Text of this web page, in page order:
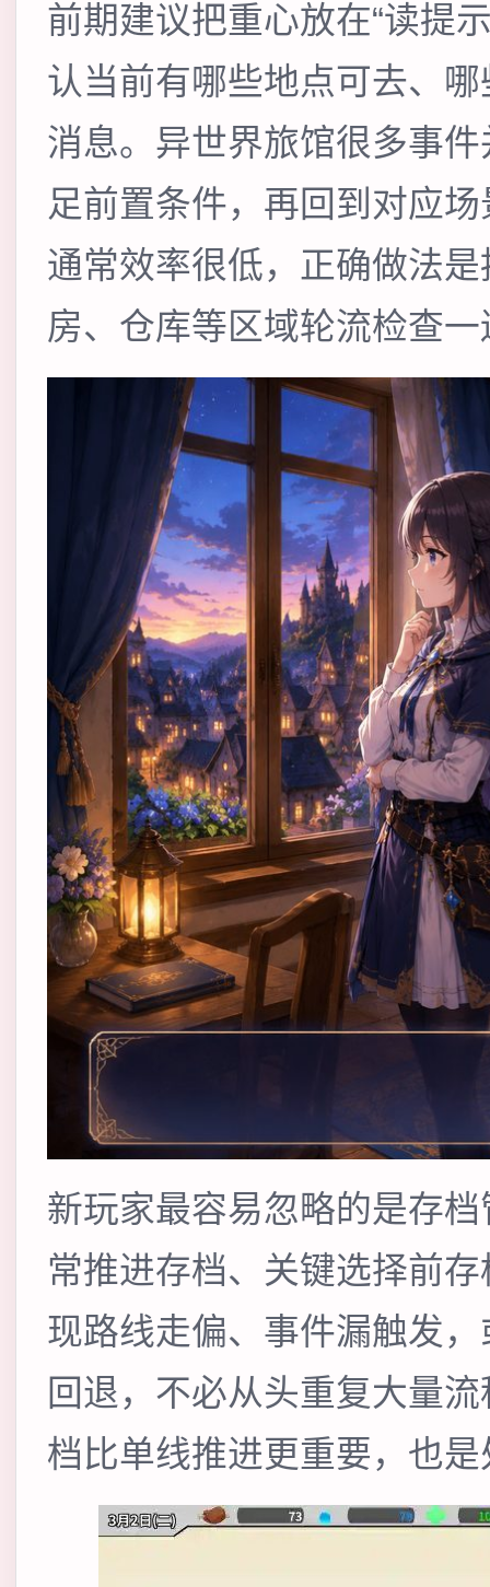
前期建议把重心放在“读提
认当前有哪些地点可去、
消息。异世界旅馆很多事
足前置条件，再回到对应
通常效率很低，正确做法
房、仓库等区域轮流检查一
新玩家最容易忽略的是存
常推进存档、关键选择前
现路线走偏、事件漏触发
回退，不必从头重复大量
档比单线推进更重要，也